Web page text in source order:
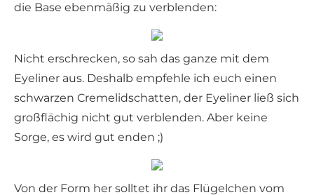
die Base ebenmäßig zu verblenden:
Nicht erschrecken, so sah das ganze mit dem
Eyeliner aus. Deshalb empfehle ich euch einen
schwarzen Cremelidschatten, der Eyeliner ließ sich
großflächig nicht gut verblenden. Aber keine
Sorge, es wird gut enden ;)
Von der Form her solltet ihr das Flügelchen vom